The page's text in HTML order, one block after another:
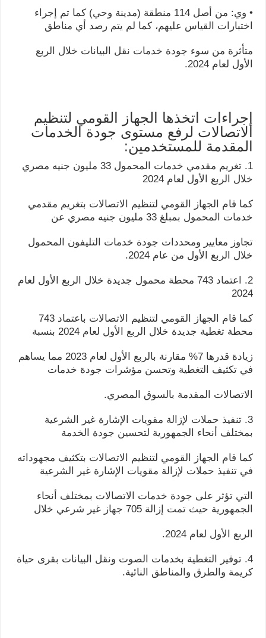
• وي: من أصل 114 منطقة (مدينة وحي) كما تم إجراء
اختبارات القياس عليهم، كما لم يتم رصد أي مناطق
متأثرة من سوء جودة خدمات نقل البيانات خلال الربع
الأول لعام 2024.
إجراءات اتخذها الجهاز القومي لتنظيم
الاتصالات لرفع مستوى جودة الخدمات
المقدمة للمستخدمين:
1. تغريم مقدمي خدمات المحمول 33 مليون جنيه مصري
خلال الربع الأول لعام 2024
كما قام الجهاز القومي لتنظيم الاتصالات بتغريم مقدمي
خدمات المحمول بمبلغ 33 مليون جنيه مصري عن
تجاوز معايير ومحددات جودة خدمات التليفون المحمول
خلال الربع الأول من عام 2024.
2. اعتماد 743 محطة محمول جديدة خلال الربع الأول لعام
2024
كما قام الجهاز القومي لتنظيم الاتصالات باعتماد 743
محطة تغطية جديدة خلال الربع الأول لعام 2024 بنسبة
زيادة قدرها 7% مقارنة بالربع الأول لعام 2023 مما يساهم
في تكثيف التغطية وتحسن مؤشرات جودة خدمات
الاتصالات المقدمة بالسوق المصري.
3. تنفيذ حملات لإزالة مقويات الإشارة غير الشرعية
بمختلف أنحاء الجمهورية لتحسين جودة الخدمة
كما قام الجهاز القومي لتنظيم الاتصالات بتكثيف مجهوداته
في تنفيذ حملات لإزالة مقويات الإشارة غير الشرعية
التي تؤثر على جودة خدمات الاتصالات بمختلف أنحاء
الجمهورية حيث تمت إزالة 705 جهاز غير شرعي خلال
الربع الأول لعام 2024.
4. توفير التغطية بخدمات الصوت ونقل البيانات بقرى حياة
كريمة والطرق والمناطق النائية.